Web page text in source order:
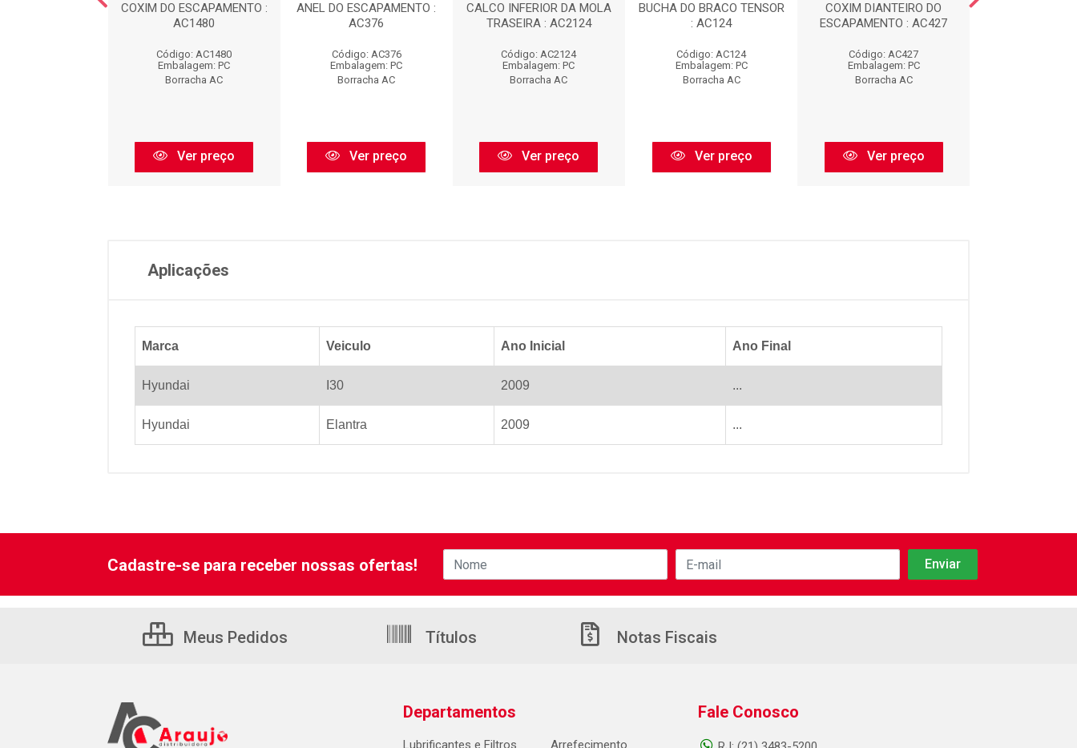
COXIM DO ESCAPAMENTO :
AC1480
Código: AC1480
Embalagem: PC
Borracha AC
Ver preço
ANEL DO ESCAPAMENTO :
AC376
Código: AC376
Embalagem: PC
Borracha AC
Ver preço
CALCO INFERIOR DA MOLA
TRASEIRA : AC2124
Código: AC2124
Embalagem: PC
Borracha AC
Ver preço
BUCHA DO BRACO TENSOR
: AC124
Código: AC124
Embalagem: PC
Borracha AC
Ver preço
COXIM DIANTEIRO DO
ESCAPAMENTO : AC427
Código: AC427
Embalagem: PC
Borracha AC
Ver preço
Aplicações
Marca Veiculo Ano Inicial Ano Final
Hyundai I30 2009 ...
Hyundai Elantra 2009 ...
Cadastre-se para receber nossas ofertas!
Meus Pedidos Títulos Notas Fiscais
Departamentos
Lubrificantes e Filtros Arrefecimento
Fale Conosco